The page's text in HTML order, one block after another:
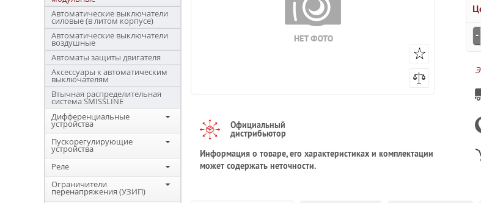
Автоматические выключатели
силовые (в литом корпусе)
Автоматические выключатели
воздушные
Автоматы защиты двигателя
Аксессуары к автоматическим
выключателям
Втычная распределительная
система SMISSLINE
Дифференциальные
устройства
Пускорегулирующие
устройства
Реле
Ограничители
перенапряжения (УЗИП)
Официальный
дистрибьютор
Информация о товаре, его характеристиках и комплектации
может содержать неточности.